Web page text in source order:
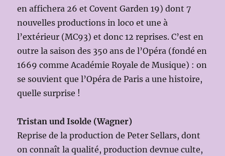
en affichera 26 et Covent Garden 19) dont 7
nouvelles productions in loco et une à
l’extérieur (MC93) et donc 12 reprises. C’est en
outre la saison des 350 ans de l’Opéra (fondé en
1669 comme Académie Royale de Musique) : on
se souvient que l’Opéra de Paris a une histoire,
quelle surprise !
Tristan und Isolde (Wagner)
Reprise de la production de Peter Sellars, dont
on connaît la qualité, production devnue culte,